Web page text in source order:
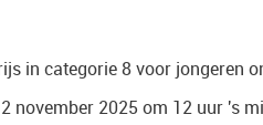
in categorie 8 voor jongeren
november 2025 om 12 uur 's